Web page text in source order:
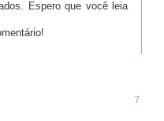
Espero que você leia